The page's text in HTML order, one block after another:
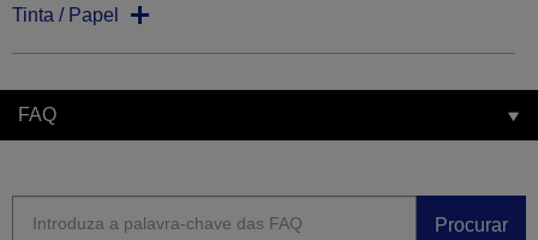
Tinta / Papel
FAQ
Procurar